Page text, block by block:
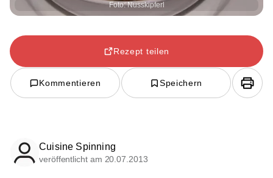
Foto: Nusskipferl
Rezept teilen
Kommentieren Speichern
Cuisine Spinning
veröffentlicht am 20.07.2013